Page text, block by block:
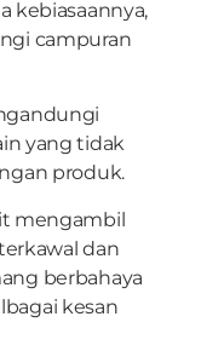
kebiasaannya,
campuran
yang tidak
produk.
mengambil
dan
berbahaya
kesan